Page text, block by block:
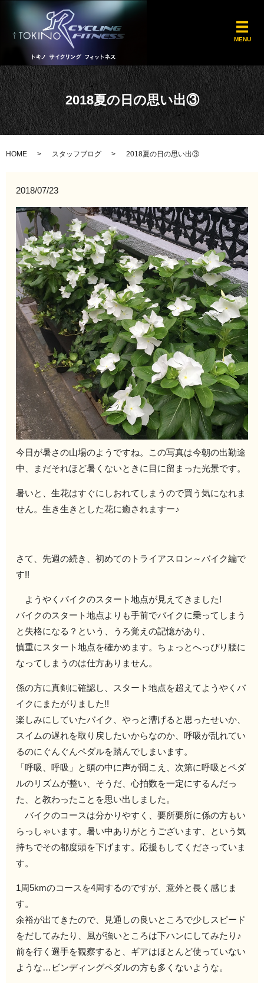
MENU
2018夏の日の思い出③
HOME スタッフブログ 2018夏の日の思い出③
2018/07/23
今日が暑さの山場のようですね。この写真は今朝の出勤途
中、まだそれほど暑くないときに目に留まった光景です。
暑いと、生花はすぐにしおれてしまうので買う気になれま
せん。生き生きとした花に癒されますー♪
さて、先週の続き、初めてのトライアスロン～バイク編で
す!!
ようやくバイクのスタート地点が見えてきました!
バイクのスタート地点よりも手前でバイクに乗ってしまう
と失格になる？という、うろ覚えの記憶があり、
慎重にスタート地点を確かめます。ちょっとへっぴり腰に
なってしまうのは仕方ありません。
係の方に真剣に確認し、スタート地点を超えてようやくバ
イクにまたがりました!!
楽しみにしていたバイク、やっと漕げると思ったせいか、
スイムの遅れを取り戻したいからなのか、呼吸が乱れてい
るのにぐんぐんペダルを踏んでしまいます。
「呼吸、呼吸」と頭の中に声が聞こえ、次第に呼吸とペダ
ルのリズムが整い、そうだ、心拍数を一定にするんだっ
た、と教わったことを思い出しました。
バイクのコースは分かりやすく、要所要所に係の方もい
らっしゃいます。暑い中ありがとうございます、という気
持ちでその都度頭を下げます。応援もしてくださっていま
す。
1周5kmのコースを4周するのですが、意外と長く感じま
す。
余裕が出てきたので、見通しの良いところで少しスピード
をだしてみたり、風が強いところは下ハンにしてみたり♪
前を行く選手を観察すると、ギアはほとんど使っていない
ような…ビンディングペダルの方も多くないような。